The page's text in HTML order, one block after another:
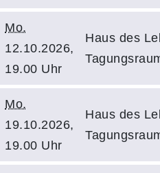
Mo.
12.10.2026,
19.00 Uhr
Haus des
Mo.
19.10.2026,
19.00 Uhr
Haus des